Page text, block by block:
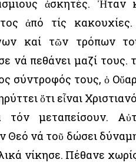
ἀσκητές. Ἦταν
ἀπό τίς κακουχίες.
καί τῶν τρόπων
νά πεθάνει μαζί τους.
σύντροφός τους, ὁ
ὅτι εἶναι
τόν μεταπείσουν.
Θεό νά τοῦ δώσει
νίκησε. Πέθανε